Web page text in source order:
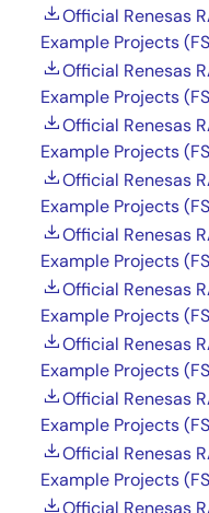
Official Renesas
Example Projects
Official Renesas
Example Projects
Official Renesas
Example Projects
Official Renesas
Example Projects
Official Renesas
Example Projects
Official Renesas
Example Projects
Official Renesas
Example Projects
Official Renesas
Example Projects
Official Renesas
Example Projects
Official Renesas